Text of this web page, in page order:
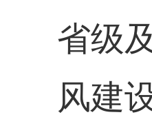
省级
风建